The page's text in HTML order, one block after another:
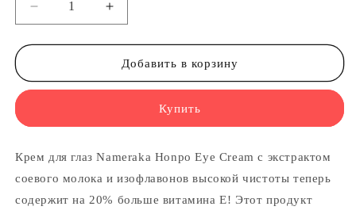
Уменьшить
количество
SANA
Honpo
-
для
кожи
вокруг
Увеличить
количество
SANA
Nameraka
Honpo
-
для
кожи
вокруг
Добавить в корзину
Купить
Крем для глаз Nameraka Honpo Eye Cream с экстрактом
соевого молока и изофлавонов высокой чистоты теперь
содержит на 20% больше витамина E! Этот продукт